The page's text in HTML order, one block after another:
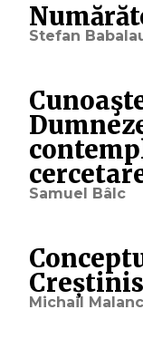
Stefan
Samuel Bâlc
Michail